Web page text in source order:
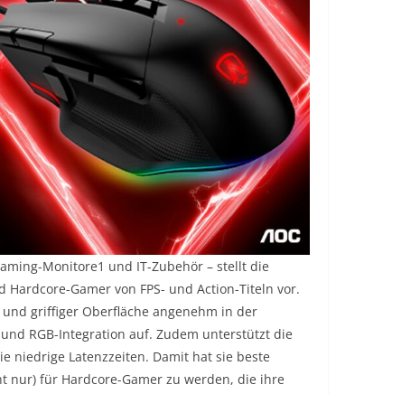
Monitore1 und IT-Zubehör – stellt die
Gamer von FPS- und Action-Titeln vor.
griffiger Oberfläche angenehm in der
RGB-Integration auf. Zudem unterstützt die
niedrige Latenzzeiten. Damit hat sie beste
nur) für Hardcore-Gamer zu werden, die ihre